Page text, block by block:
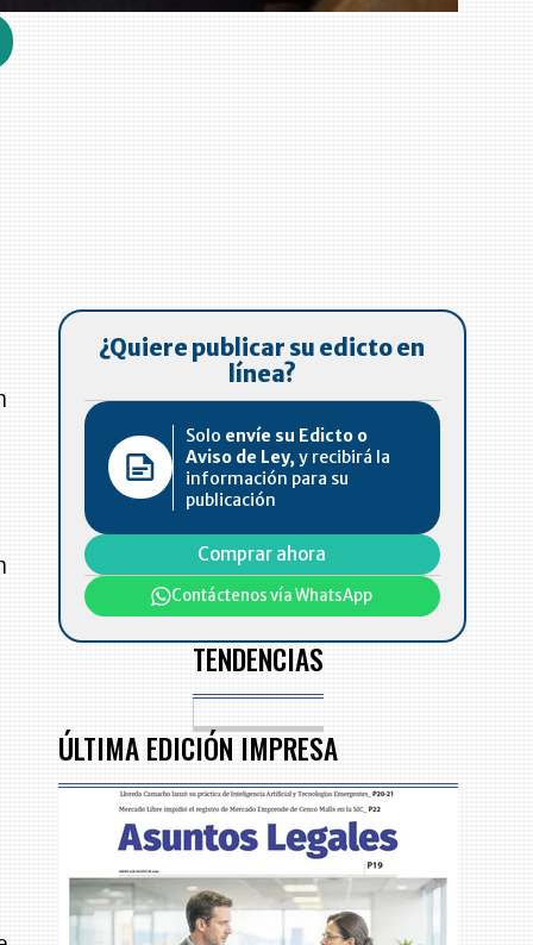
¿Quiere publicar su edicto en
línea?
Solo envíe su Edicto o
Aviso de Ley, y recibirá la
información para su
publicación
Comprar ahora
Contáctenos vía WhatsApp
TENDENCIAS
ÚLTIMA EDICIÓN IMPRESA